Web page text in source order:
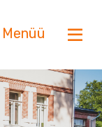
Menüü